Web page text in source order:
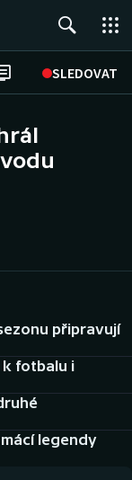
SLEDOVAT
připravují
k fotbalu i
legendy